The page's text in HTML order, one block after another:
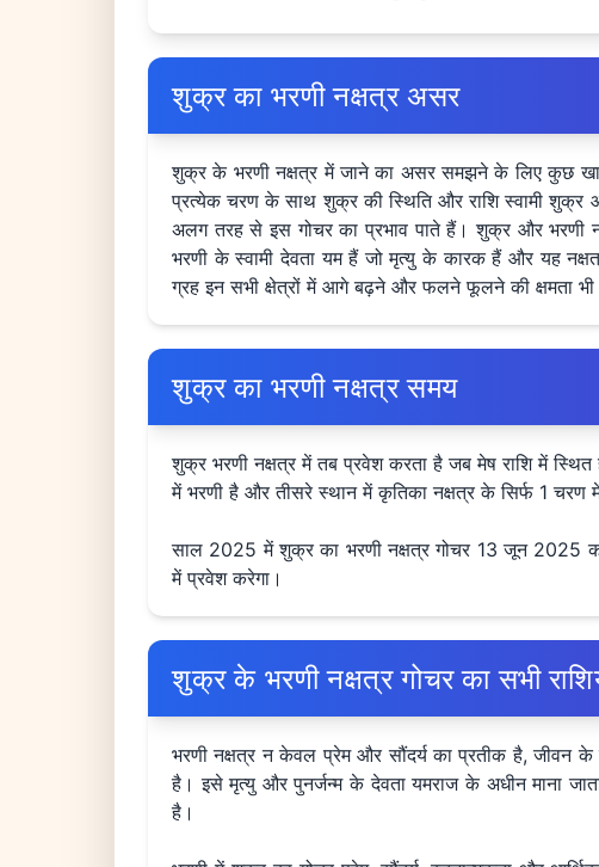
शुक्र का भरणी नक्षत्र असर
शुक्र के भरणी नक्षत्र में जाने का असर समझने के लिए कुछ
प्रत्येक चरण के साथ शुक्र की स्थिति और राशि स्वामी शुक्र
अलग तरह से इस गोचर का प्रभाव पाते हैं। शुक्र और भरणी
भरणी के स्वामी देवता यम हैं जो मृत्यु के कारक हैं और यह
ग्रह इन सभी क्षेत्रों में आगे बढ़ने और फलने फूलने की क्षमता भी
शुक्र का भरणी नक्षत्र समय
शुक्र भरणी नक्षत्र में तब प्रवेश करता है जब मेष राशि में
में भरणी है और तीसरे स्थान में कृतिका नक्षत्र के सिर्फ 1 चरण में
साल 2025 में शुक्र का भरणी नक्षत्र गोचर 13 जून 2025
में प्रवेश करेगा।
शुक्र के भरणी नक्षत्र गोचर का सभी
भरणी नक्षत्र न केवल प्रेम और सौंदर्य का प्रतीक है, जीवन
है। इसे मृत्यु और पुनर्जन्म के देवता यमराज के अधीन माना
है।